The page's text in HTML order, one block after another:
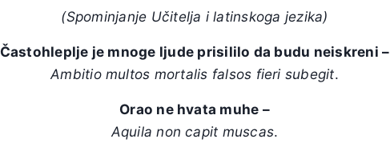
(Spominjanje Učitelja i latinskoga jezika)
Častohleplje je mnoge ljude prisililo da budu neiskreni –
Ambitio multos mortalis falsos fieri subegit.
Orao ne hvata muhe –
Aquila non capit muscas.